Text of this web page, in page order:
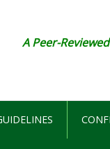
A Peer-